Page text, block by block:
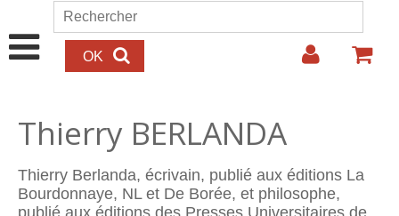
Aller au contenu principal
Formulaire de recherche
Rechercher
Thierry BERLANDA
Thierry Berlanda, écrivain, publié aux éditions La
Bourdonnaye, NL et De Borée, et philosophe,